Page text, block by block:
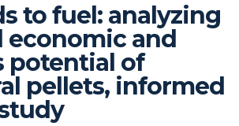
to fuel: analyzing
economic and
potential of
pellets, informed